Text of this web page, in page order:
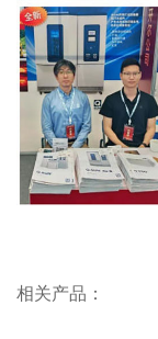
相关产品：